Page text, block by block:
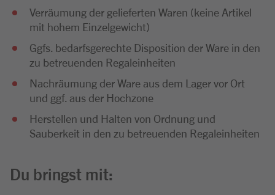
Verräumung der gelieferten Waren (keine Artikel
mit hohem Einzelgewicht)
Ggfs. bedarfsgerechte Disposition der Ware in den
zu betreuenden Regaleinheiten
Nachräumung der Ware aus dem Lager vor Ort
und ggf. aus der Hochzone
Herstellen und Halten von Ordnung und
Sauberkeit in den zu betreuenden Regaleinheiten
Du bringst mit: